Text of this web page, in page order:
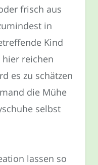
frisch aus
in
Kind
reichen
es zu schätzen
die Mühe
selbst
lassen so